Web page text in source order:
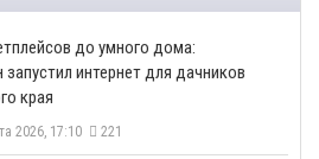
до умного дома:
интернет для дачников
края
2026, 17:10 221